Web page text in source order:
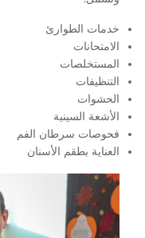
الطوارئ
السينية
سرطان الفم
بطقم الأسنان